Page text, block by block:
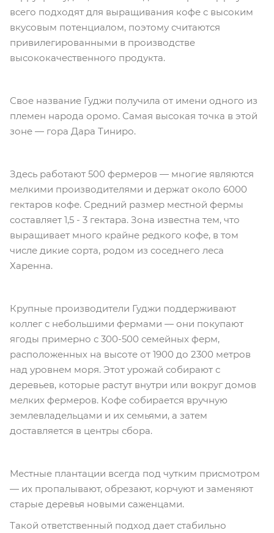
всего подходят для выращивания кофе с высоким
вкусовым потенциалом, поэтому считаются
привилегированными в производстве
высококачественного продукта.
Свое название Гуджи получила от имени одного из
племен народа оромо. Самая высокая точка в этой
зоне — гора Дара Тиниро.
Здесь работают 500 фермеров — многие являются
мелкими производителями и держат около 6000
гектаров кофе. Средний размер местной фермы
составляет 1,5 - 3 гектара. Зона известна тем, что
выращивает много крайне редкого кофе, в том
числе дикие сорта, родом из соседнего леса
Харенна.
Крупные производители Гуджи поддерживают
коллег с небольшими фермами — они покупают
ягоды примерно с 300-500 семейных ферм,
расположенных на высоте от 1900 до 2300 метров
над уровнем моря. Этот урожай собирают с
деревьев, которые растут внутри или вокруг домов
мелких фермеров. Кофе собирается вручную
землевладельцами и их семьями, а затем
доставляется в ​​центры сбора.
Местные плантации всегда под чутким присмотром
— их пропалывают, обрезают, корчуют и заменяют
старые деревья новыми саженцами.
Такой ответственный подход дает стабильно